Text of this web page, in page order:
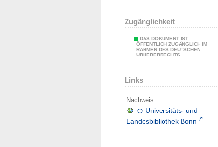
Zugänglichkeit
DAS DOKUMENT IST
ÖFFENTLICH ZUGÄNGLICH IM
RAHMEN DES DEUTSCHEN
URHEBERRECHTS.
Links
Nachweis
Universitäts- und
Landesbibliothek Bonn